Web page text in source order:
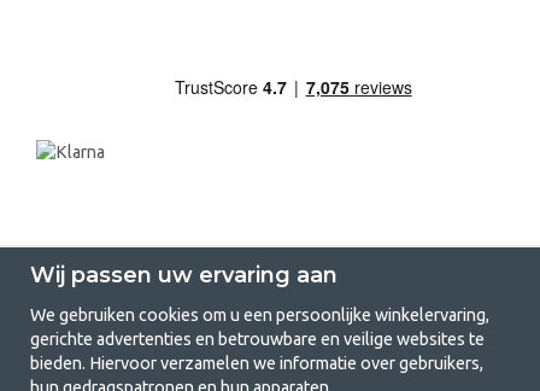
GetCamping.nl - Jouw winkel voor
Wij passen uw ervaring aan
We gebruiken cookies om u een persoonlijke winkelervaring,
gerichte advertenties en betrouwbare en veilige websites te
bieden. Hiervoor verzamelen we informatie over gebruikers,